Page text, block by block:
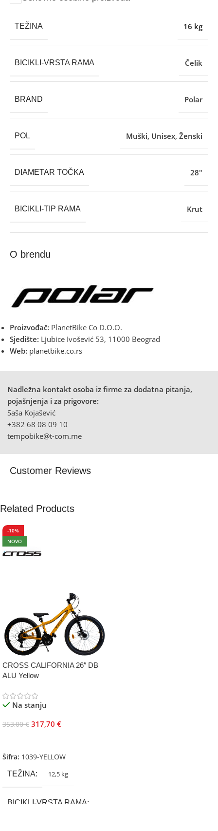
TEŽINA 16 kg
BICIKLI-VRSTA RAMA Čelik
BRAND Polar
POL Muški, Unisex, Ženski
DIAMETAR TOČKA 28″
BICIKLI-TIP RAMA Krut
O brendu
Proizvođač: PlanetBike Co D.O.O.
Sjedište: Ljubice Ivošević 53, 11000 Beograd
Web: planetbike.co.rs
Nadležna kontakt osoba iz firme za dodatna pitanja,
pojašnjenja i za prigovore:
Saša Kojašević
+382 68 08 09 10
tempobike@t-com.me
Customer Reviews
Related Products
-10%
NOVO
CROSS CALIFORNIA 26″ DB
ALU Yellow
Na stanju
353,00€ 317,70 €
Šifra: 1039-YELLOW
TEŽINA 12,5 kg
BICIKLI-VRSTA RAMA